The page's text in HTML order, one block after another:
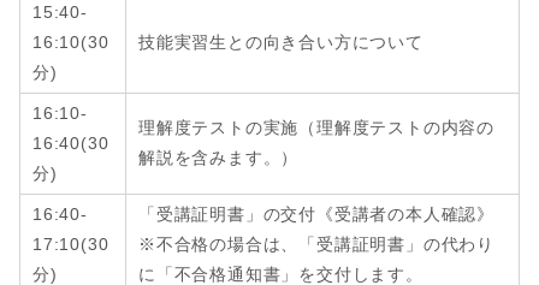
15:40-
16:10(30
分)
技能実習生との向き合い方について
16:10-
16:40(30
分)
理解度テストの実施（理解度テストの内容の
解説を含みます。）
16:40-
17:10(30
分)
「受講証明書」の交付《受講者の本人確認》
※不合格の場合は、「受講証明書」の代わり
に「不合格通知書」を交付します。